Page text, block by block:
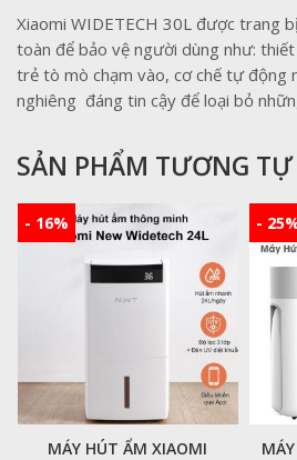
Xiaomi WIDETECH 30L được trang
toàn để bảo vệ người dùng như:
trẻ tò mò chạm vào, cơ chế tự động
nghiêng đáng tin cậy để loại bỏ
SẢN PHẨM TƯƠNG TỰ
- 16%
MÁY HÚT ẨM XIAOMI
-